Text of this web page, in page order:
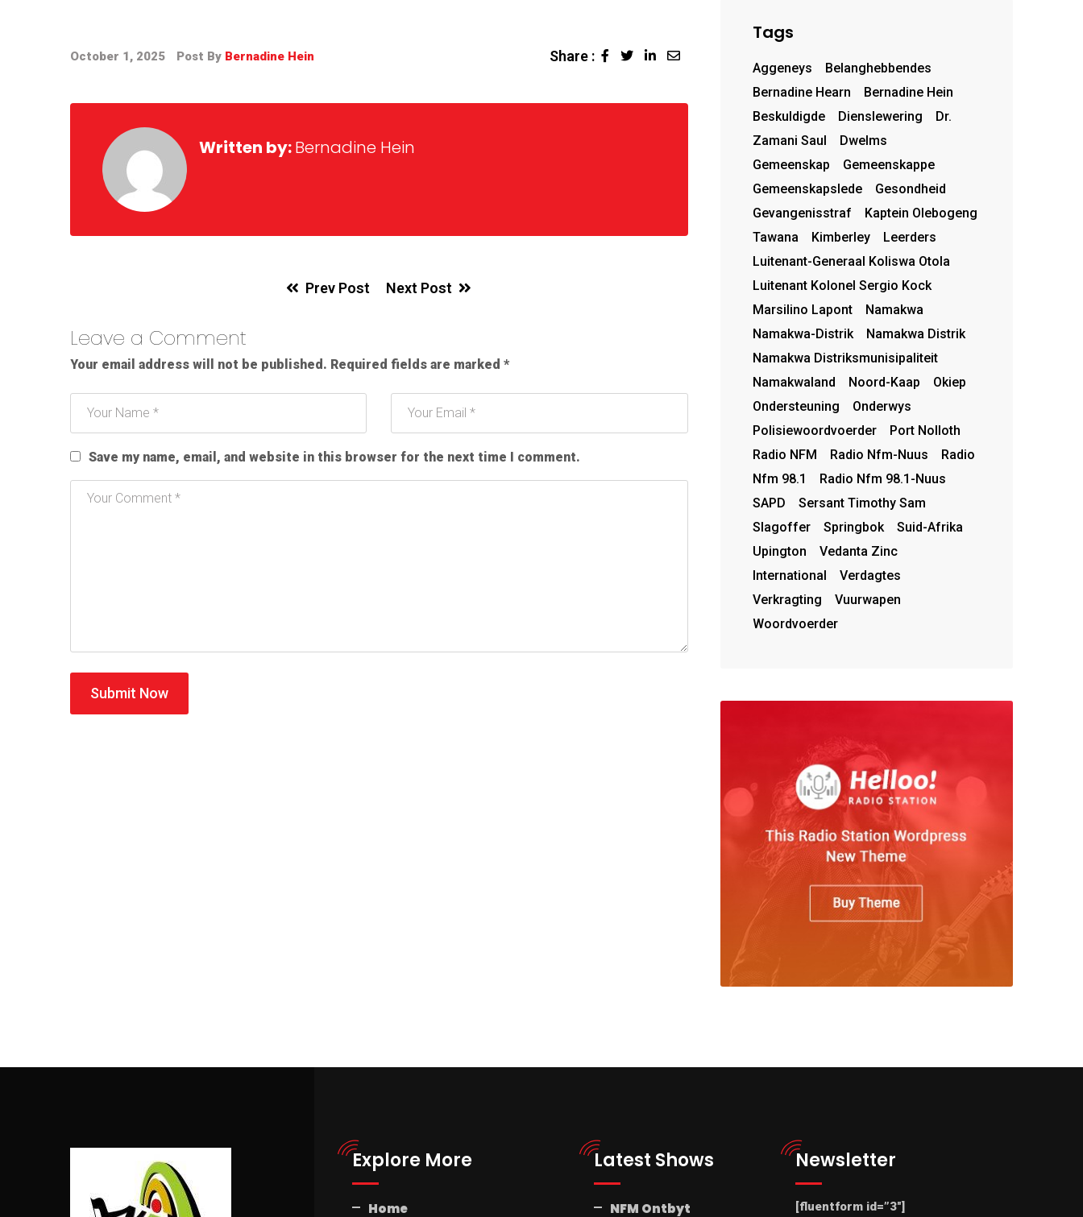
October 1, 2025 Post By Bernadine Hein Share :
Written by:Bernadine Hein
Prev Post Next Post
Leave a Comment
Your email address will not be published. Required fields are marked *
Save my name, email, and website in this browser for the next time I comment.
Submit Now
Tags
Aggeneys
Belanghebbendes
Bernadine Hearn
Bernadine Hein
Beskuldigde
Dienslewering
Dr.
Zamani Saul
Dwelms
Gemeenskap
Gemeenskappe
Gemeenskapslede
Gesondheid
Gevangenisstraf
Kaptein Olebogeng
Tawana
Kimberley
Leerders
Luitenant-Generaal Koliswa Otola
Luitenant Kolonel Sergio Kock
Marsilino Lapont
Namakwa
Namakwa-Distrik
Namakwa Distrik
Namakwa Distriksmunisipaliteit
Namakwaland
Noord-Kaap
Okiep
Ondersteuning
Onderwys
Polisiewoordvoerder
Port Nolloth
Radio NFM
Radio Nfm-Nuus
Radio
Nfm 98.1
Radio Nfm 98.1-Nuus
SAPD
Sersant Timothy Sam
Slagoffer
Springbok
Suid-Afrika
Upington
Vedanta Zinc
International
Verdagtes
Verkragting
Vuurwapen
Woordvoerder
Explore More
Home
Latest Shows
NFM Ontbyt
Newsletter
[fluentform id=”3″]